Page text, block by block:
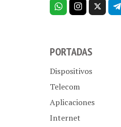
PORTADAS
Dispositivos
Telecom
Aplicaciones
Internet